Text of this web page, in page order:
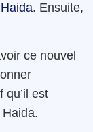
Haida. Ensuite,
ce nouvel
qu’il est